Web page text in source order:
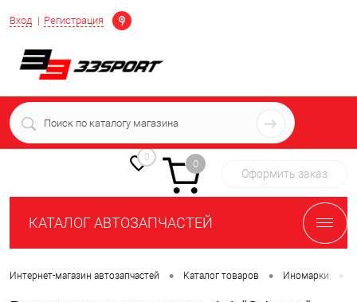
Вход Регистрация
Определение
+7 (939) 716-10-06
пн-пт 7:00-16:00 МСК
0
0
Оформить заказ
КАТАЛОГ АВТОЗАПЧАСТЕЙ
Интернет-магазин автозапчастей • Каталог товаров • Иномарки •